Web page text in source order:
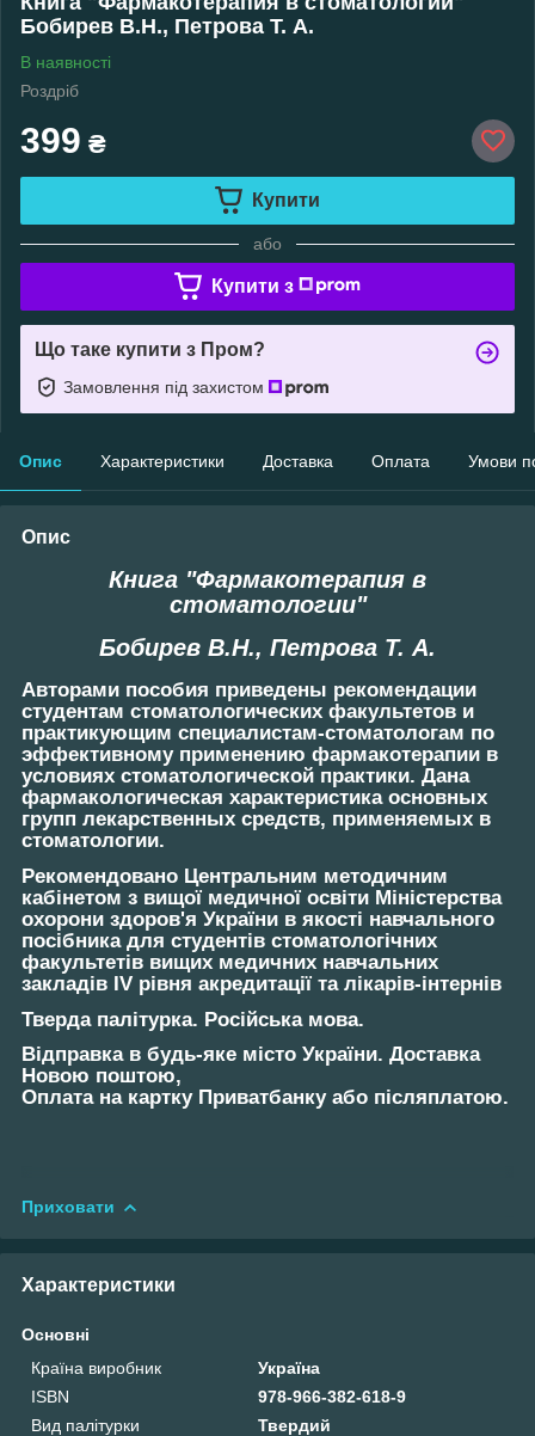
Бобирев В.Н., Петрова Т. А.
В наявності
Роздріб
399 ₴
Купити
або
Купити з
Що таке купити з Пром?
Замовлення під захистом
Опис Характеристики Доставка Оплата Умови
Опис
Книга "Фармакотерапия в
стоматологии"
Бобирев В.Н., Петрова Т. А.
Авторами пособия приведены рекомендации
студентам стоматологических факультетов и
практикующим специалистам-стоматологам по
эффективному применению фармакотерапии в
условиях стоматологической практики. Дана
фармакологическая характеристика основных
групп лекарственных средств, применяемых в
стоматологии.
Рекомендовано Центральним методичним
кабінетом з вищої медичної освіти Міністерства
охорони здоров'я України в якості навчального
посібника для студентів стоматологічних
факультетів вищих медичних навчальних
закладів IV рівня акредитації та лікарів-інтернів
Тверда палітурка. Російська мова.
Відправка в будь-яке місто України. Доставка
Новою поштою,
Оплата на картку Приватбанку або післяплатою.
Приховати
Характеристики
Основні
Країна виробник
Україна
ISBN
978-966-382-618-9
Вид палітурки
Твердий